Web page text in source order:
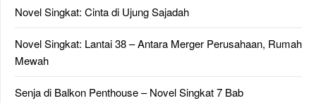
Novel Singkat: Cinta di Ujung Sajadah
Novel Singkat: Lantai 38 – Antara Merger Perusahaan, Rumah
Mewah
Senja di Balkon Penthouse – Novel Singkat 7 Bab